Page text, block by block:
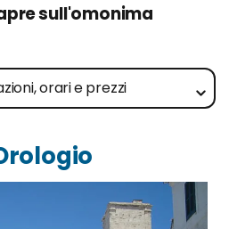
sull'omonima
orari e prezzi